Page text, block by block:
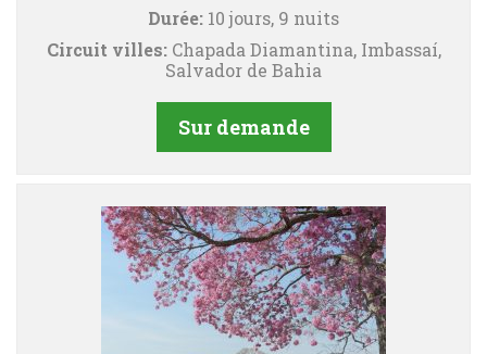
Durée: 10 jours, 9 nuits
Circuit villes:Chapada Diamantina, Imbassaí,
Salvador de Bahia
Sur demande